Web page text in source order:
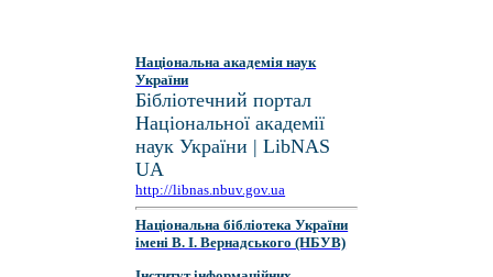
Національна академія наук
України
Бібліотечний портал
Національної академії
наук України | LibNAS
UA
http://libnas.nbuv.gov.ua
Національна бібліотека України
імені В. І. Вернадського (НБУВ)